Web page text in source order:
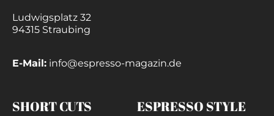
Ludwigsplatz 32
94315 Straubing
E-Mail: info@espresso-magazin.de
SHORT CUTS ESPRESSO STYLE